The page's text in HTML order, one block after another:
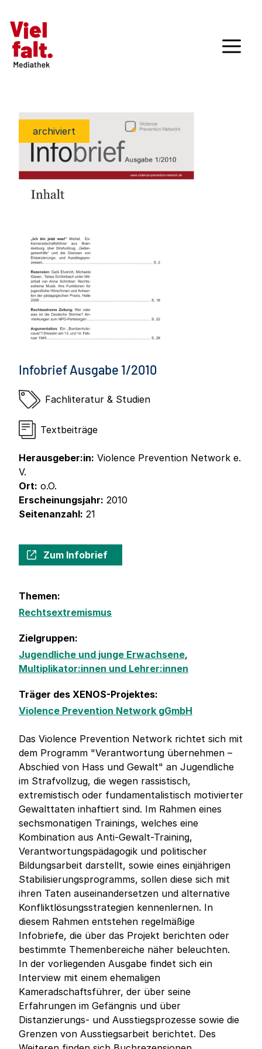
archiviert
Infobrief Ausgabe 1/2010
Fachliteratur & Studien
Textbeiträge
Herausgeber:in: Violence Prevention Network e.
V.
Ort: o.O.
Erscheinungsjahr: 2010
Seitenanzahl: 21
Zum Infobrief
Themen:
Rechtsextremismus
Zielgruppen:
Jugendliche und junge Erwachsene,
Multiplikator:innen und Lehrer:innen
Träger des XENOS-Projektes:
Violence Prevention Network gGmbH
Das Violence Prevention Network richtet sich mit
dem Programm "Verantwortung übernehmen –
Abschied von Hass und Gewalt" an Jugendliche
im Strafvollzug, die wegen rassistisch,
extremistisch oder fundamentalistisch motivierter
Gewalttaten inhaftiert sind. Im Rahmen eines
sechsmonatigen Trainings, welches eine
Kombination aus Anti-Gewalt-Training,
Verantwortungspädagogik und politischer
Bildungsarbeit darstellt, sowie eines einjährigen
Stabilisierungsprogramms, sollen diese sich mit
ihren Taten auseinandersetzen und alternative
Konfliktlösungsstrategien kennenlernen. In
diesem Rahmen entstehen regelmäßige
Infobriefe, die über das Projekt berichten oder
bestimmte Themenbereiche näher beleuchten.
In der vorliegenden Ausgabe findet sich ein
Interview mit einem ehemaligen
Kameradschaftsführer, der über seine
Erfahrungen im Gefängnis und über
Distanzierungs- und Ausstiegsprozesse sowie die
Grenzen von Ausstiegsarbeit berichtet. Des